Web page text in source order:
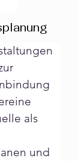
als
und